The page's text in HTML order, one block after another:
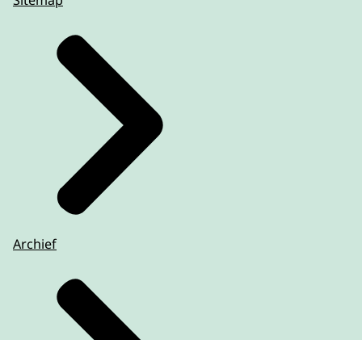
Archief